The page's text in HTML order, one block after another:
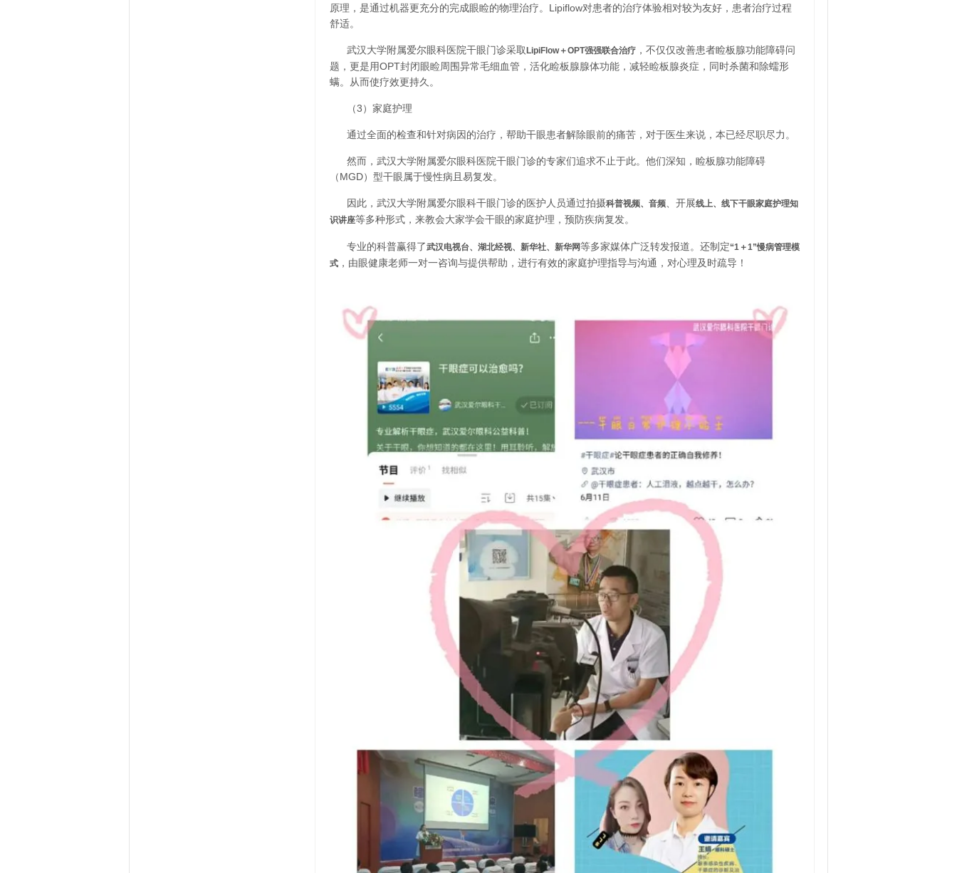
原理，是通过机器更充分的完成眼睑的物理治疗。Lipiflow对患者的治疗体验相对较为友好，患者治疗过程
舒适。
武汉大学附属爱尔眼科医院干眼门诊采取 LipiFlow＋OPT强强联合治疗 ，不仅仅改善患者睑板腺功能障碍问
题，更是用OPT封闭眼睑周围异常毛细血管，活化睑板腺腺体功能，减轻睑板腺炎症，同时杀菌和除蠕形
螨。从而使疗效更持久。
（3）家庭护理
通过全面的检查和针对病因的治疗，帮助干眼患者解除眼前的痛苦，对于医生来说，本已经尽职尽力。
然而，武汉大学附属爱尔眼科医院干眼门诊的专家们追求不止于此。他们深知，睑板腺功能障碍
（MGD）型干眼属于慢性病且易复发。
因此，武汉大学附属爱尔眼科干眼门诊的医护人员通过拍摄科普视频、音频、开展线上、线下干眼家庭护理知
识讲座等多种形式，来教会大家学会干眼的家庭护理，预防疾病复发。
专业的科普赢得了武汉电视台、湖北经视、新华社、新华网等多家媒体广泛转发报道。还制定“1＋1”慢病管理模
式 ，由眼健康老师一对一咨询与提供帮助，进行有效的家庭护理指导与沟通，对心理及时疏导！